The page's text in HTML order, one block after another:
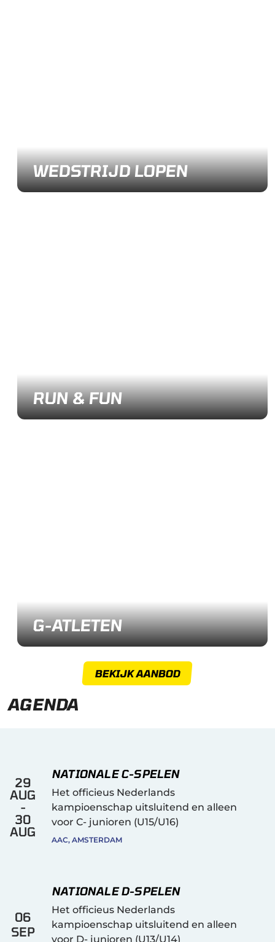
BEKIJK AANBOD
WEDSTRIJD LOPEN
RUN & FUN
G-ATLETEN
AGENDA
29
AUG
-
30
AUG
NATIONALE C-SPELEN
Het officieus Nederlands
kampioenschap uitsluitend en alleen
voor C- junioren (U15/U16)
AAC, AMSTERDAM
06
SEP
NATIONALE D-SPELEN
Het officieus Nederlands
kampioenschap uitsluitend en alleen
voor D- junioren (U13/U14)